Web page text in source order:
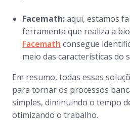
Facemath:aqui, estamos
ferramenta que realiza a
Facemath consegue
meio das características do
Em resumo, todas essas
para tornar os processos
simples, diminuindo o tempo
otimizando o trabalho.